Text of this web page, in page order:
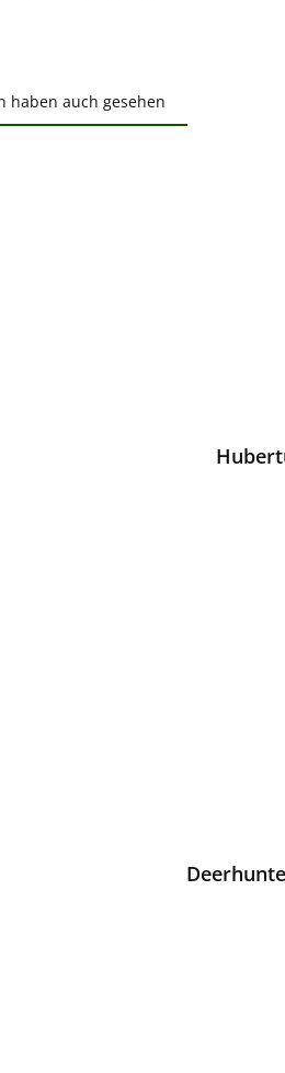
haben auch gesehen